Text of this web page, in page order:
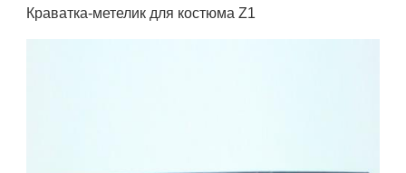
Краватка-метелик для костюма Z1